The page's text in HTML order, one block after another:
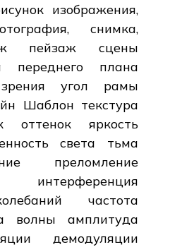
изображения,
снимка,
пейзаж сцены
переднего плана
зрения угол рамы
Шаблон текстура
оттенок яркость
света тьма
преломление
частота
волны амплитуда
демодуляции